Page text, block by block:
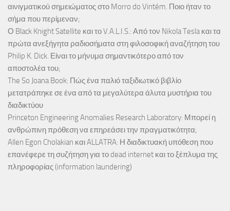
αινιγματικού σημειώματος στο Morro do Vintém. Ποιο ήταν το
σήμα που περίμεναν;
Ο Black Knight Satellite και το V.A.L.I.S.: Από τον Nikola Tesla και τα
πρώτα ανεξήγητα ραδιοσήματα στη φιλοσοφική αναζήτηση του
Philip K. Dick. Είναι το μήνυμα σημαντικότερο από τον
αποστολέα του;
The So Joana Book: Πώς ένα παλιό ταξιδιωτικό βιβλίο
μετατράπηκε σε ένα από τα μεγαλύτερα άλυτα μυστήρια του
διαδικτύου
Princeton Engineering Anomalies Research Laboratory: Μπορεί η
ανθρώπινη πρόθεση να επηρεάσει την πραγματικότητα;
Allen Egon Cholakian και ALLATRA: Η διαδικτυακή υπόθεση που
επανέφερε τη συζήτηση για το dead internet και το ξέπλυμα της
πληροφορίας (information laundering)